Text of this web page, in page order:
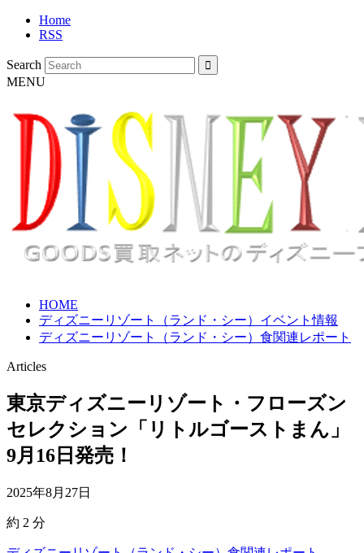
Home
RSS
Search
MENU
HOME
ディズニーリゾート（ランド・シー）イベント情報
ディズニーリゾート（ランド・シー）食関連レポート
Articles
東京ディズニーリゾート・フローズン
セレクション「リトルゴーストまん」
9月16日発売！
2025年8月27日
約 2 分